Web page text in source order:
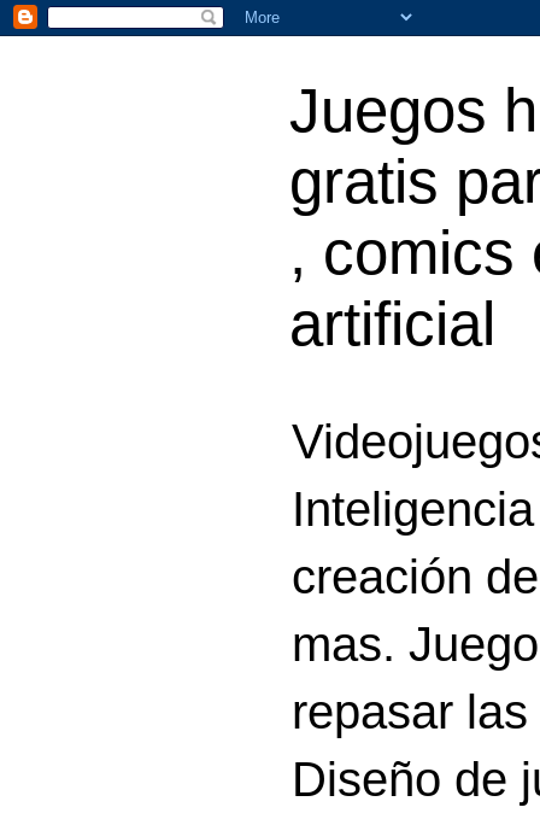
Juegos
gratis
, comics
artificial
creación
mas.
repasar
Diseño de